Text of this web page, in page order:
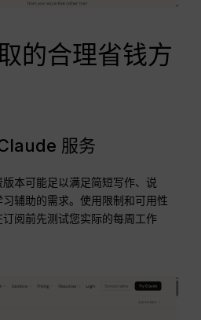
的合理省钱方
服务
本可能足以满足简短写作、说
辅助的需求。使用限制和可用性
阅前先测试您实际的每周工作